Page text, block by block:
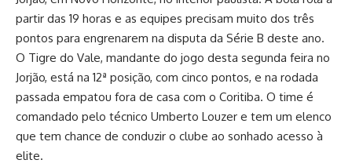
partir das 19 horas e as equipes precisam muito dos três
pontos para engrenarem na disputa da Série B deste ano.
O Tigre do Vale, mandante do jogo desta segunda feira no
Jorjão, está na 12ª posição, com cinco pontos, e na rodada
passada empatou fora de casa com o Coritiba. O time é
comandado pelo técnico Umberto Louzer e tem um elenco
que tem chance de conduzir o clube ao sonhado acesso à
elite.